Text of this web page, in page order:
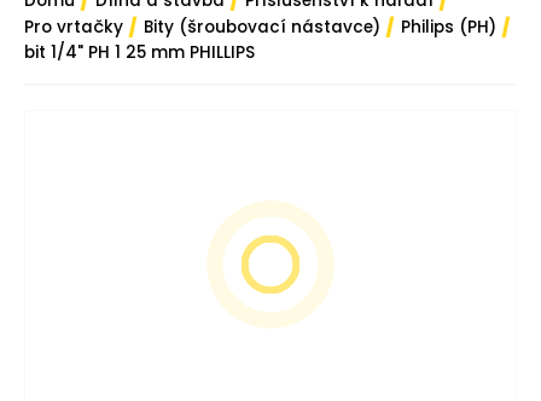
Pro vrtačky / Bity (šroubovací nástavce) / Philips (PH) /
bit 1/4" PH 1 25 mm PHILLIPS